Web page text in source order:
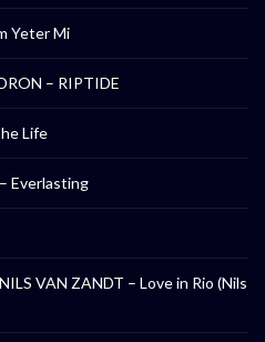
Yeter Mi
– RIPTIDE
Life
Everlasting
VAN ZANDT – Love in Rio (Nils